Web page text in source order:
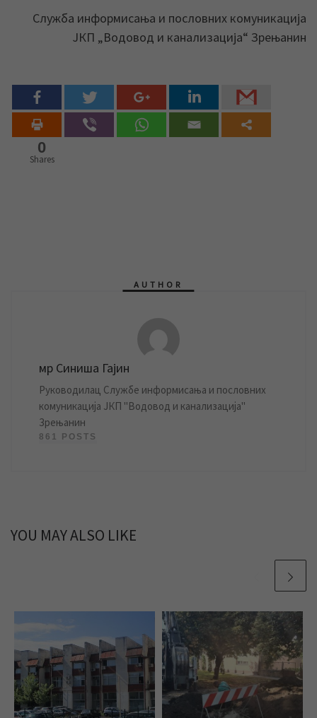
Служба информисања и пословних комуникација
ЈКП „Водовод и канализација“ Зрењанин
0
Shares
AUTHOR
мр Синиша Гајин
Руководилац Службе информисања и пословних
комуникација ЈКП "Водовод и канализација"
Зрењанин
861 POSTS
YOU MAY ALSO LIKE